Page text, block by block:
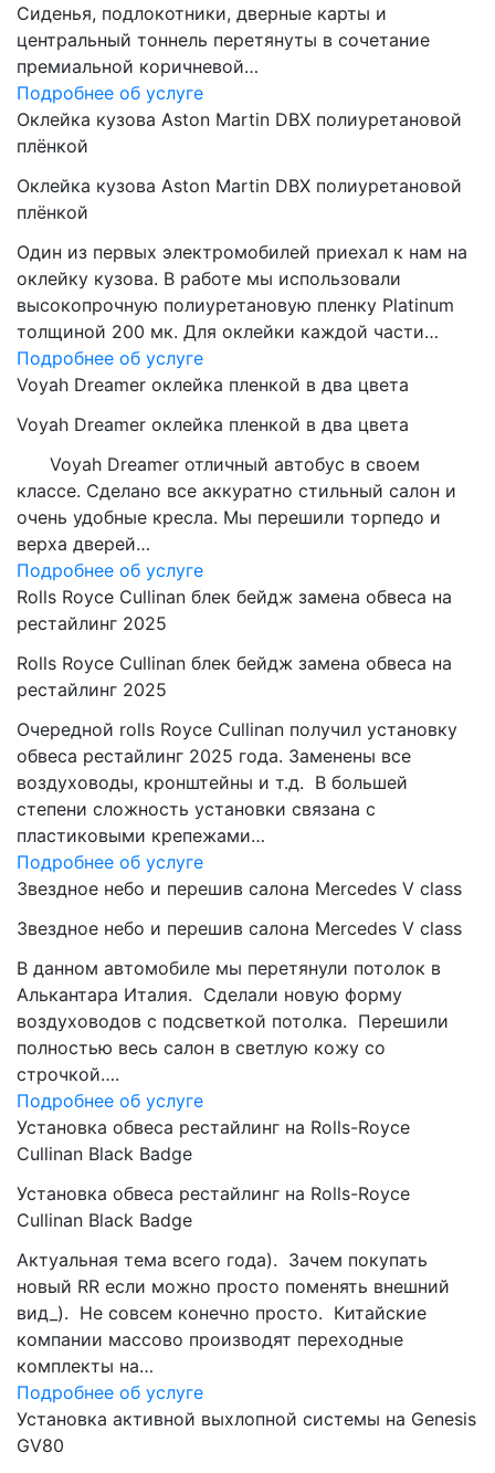
Сиденья, подлокотники, дверные карты и
центральный тоннель перетянуты в сочетание
премиальной коричневой…
Подробнее об услуге
Оклейка кузова Aston Martin DBX полиуретановой
плёнкой
Оклейка кузова Aston Martin DBX полиуретановой
плёнкой
Один из первых электромобилей приехал к нам на
оклейку кузова. В работе мы использовали
высокопрочную полиуретановую пленку Platinum
толщиной 200 мк. Для оклейки каждой части…
Подробнее об услуге
Voyah Dreamer оклейка пленкой в два цвета
Voyah Dreamer оклейка пленкой в два цвета
Voyah Dreamer отличный автобус в своем
классе. Сделано все аккуратно стильный салон и
очень удобные кресла. Мы перешили торпедо и
верха дверей…
Подробнее об услуге
Rolls Royce Cullinan блек бейдж замена обвеса на
рестайлинг 2025
Rolls Royce Cullinan блек бейдж замена обвеса на
рестайлинг 2025
Очередной rolls Royce Cullinan получил установку
обвеса рестайлинг 2025 года. Заменены все
воздуховоды, кронштейны и т.д. В большей
степени сложность установки связана с
пластиковыми крепежами…
Подробнее об услуге
Звездное небо и перешив салона Mercedes V class
Звездное небо и перешив салона Mercedes V class
В данном автомобиле мы перетянули потолок в
Алькантара Италия. Сделали новую форму
воздуховодов с подсветкой потолка. Перешили
полностью весь салон в светлую кожу со
строчкой….
Подробнее об услуге
Установка обвеса рестайлинг на Rolls-Royce
Cullinan Black Badge
Установка обвеса рестайлинг на Rolls-Royce
Cullinan Black Badge
Актуальная тема всего года). Зачем покупать
новый RR если можно просто поменять внешний
вид_). Не совсем конечно просто. Китайские
компании массово производят переходные
комплекты на…
Подробнее об услуге
Установка активной выхлопной системы на Genesis
GV80